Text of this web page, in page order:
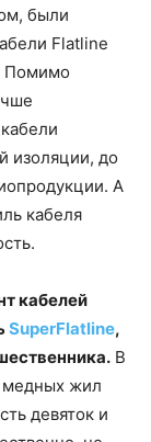
были
Flatline
Помимо
изоляции, до
А
кабеля
кабелей
SuperFlatline,
В
медных жил
девяток и